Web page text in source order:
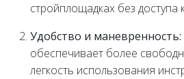
стройплощадках без доступа
Удобство и маневренность:
обеспечивает более
легкость использования